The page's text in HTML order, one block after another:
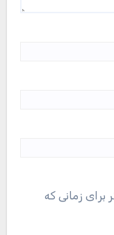
برای زمانی که